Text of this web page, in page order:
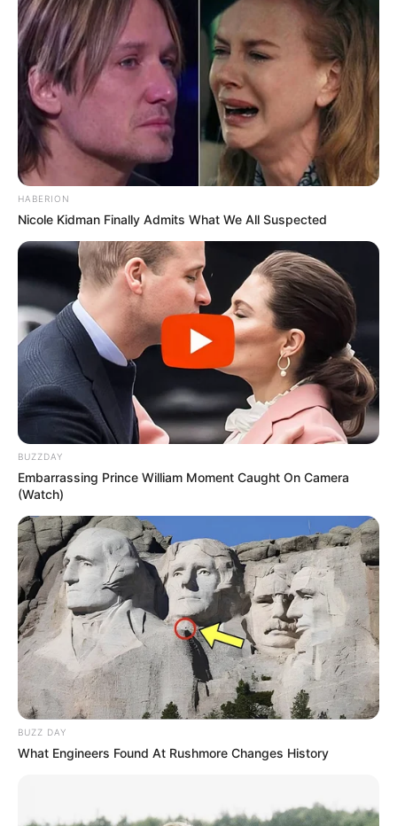
HABERION
Nicole Kidman Finally Admits What We All Suspected
BUZZDAY
Embarrassing Prince William Moment Caught On Camera
(Watch)
BUZZ DAY
What Engineers Found At Rushmore Changes History